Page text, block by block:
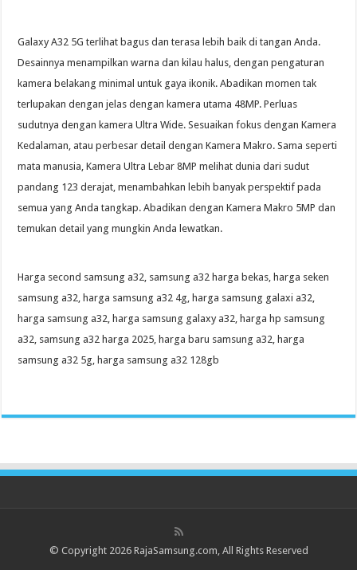
Galaxy A32 5G terlihat bagus dan terasa lebih baik di tangan Anda.
Desainnya menampilkan warna dan kilau halus, dengan pengaturan
kamera belakang minimal untuk gaya ikonik. Abadikan momen tak
terlupakan dengan jelas dengan kamera utama 48MP. Perluas
sudutnya dengan kamera Ultra Wide. Sesuaikan fokus dengan Kamera
Kedalaman, atau perbesar detail dengan Kamera Makro. Sama seperti
mata manusia, Kamera Ultra Lebar 8MP melihat dunia dari sudut
pandang 123 derajat, menambahkan lebih banyak perspektif pada
semua yang Anda tangkap. Abadikan dengan Kamera Makro 5MP dan
temukan detail yang mungkin Anda lewatkan.
Harga second samsung a32, samsung a32 harga bekas, harga seken
samsung a32, harga samsung a32 4g, harga samsung galaxi a32,
harga samsung a32, harga samsung galaxy a32, harga hp samsung
a32, samsung a32 harga 2025, harga baru samsung a32, harga
samsung a32 5g, harga samsung a32 128gb
© Copyright 2026 RajaSamsung.com, All Rights Reserved